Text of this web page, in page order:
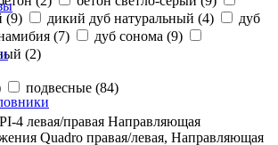
(9) дикий дуб натуральный (4)
дуб
(7) дуб сонома (9)
(2)
подвесные (84)
4 левая/правая Направляющая
Quadro правая/левая, Направляющая